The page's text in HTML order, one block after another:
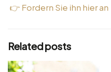
👉 Fordern Sie ihn hier an
Related posts